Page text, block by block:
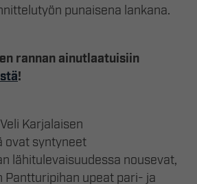
punaisena lankana.
rannan ainutlaatuisiin
!
Karjalaisen
ovat syntyneet
lähitulevaisuudessa nousevat,
Pantturipihan upeat pari- ja